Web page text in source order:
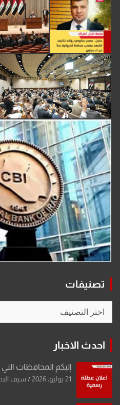
تصنيفات
احدث الاخبار
إليكم المحافظات
21 يوليو، 2026 سيف